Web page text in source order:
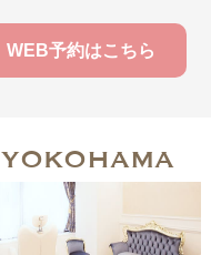
WEB予約はこちら
YOKOHAMA